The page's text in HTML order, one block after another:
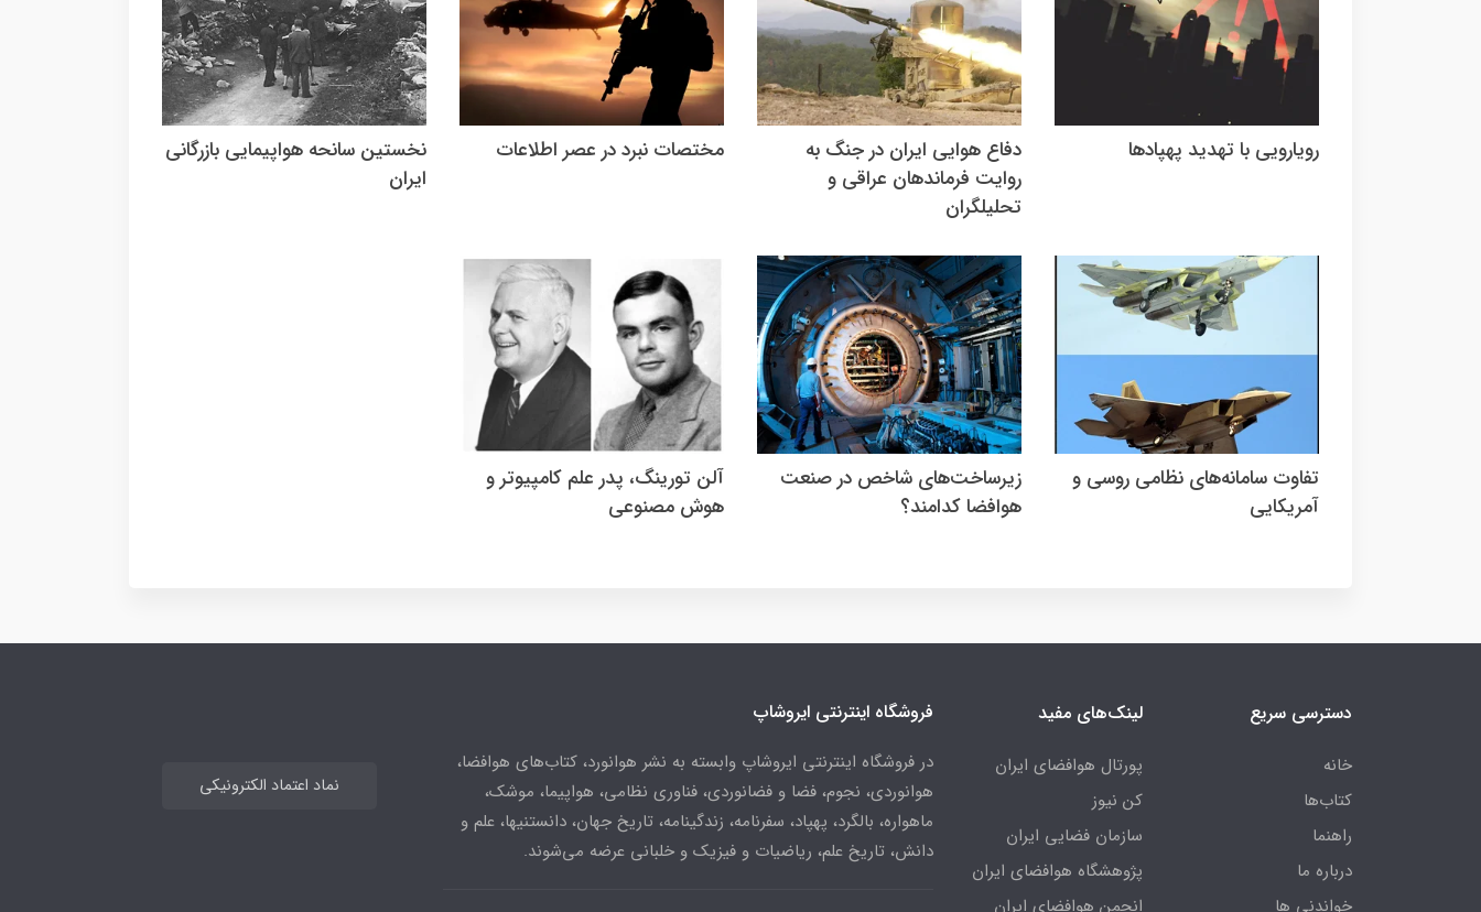
رویارویی با تهدید پهپادها
دفاع هوایی ایران در جنگ به
روایت فرماندهان عراقی و
تحلیلگران
مختصات نبرد در عصر اطلاعات
نخستین سانحه هواپیمایی بازرگانی
ایران
تفاوت سامانه‌های نظامی روسی و
آمریکایی
زیرساخت‌های شاخص در صنعت
هوافضا کدامند؟
آلن تورینگ، پدر علم کامپیوتر و
هوش مصنوعی
دسترسی سریع
خانه
کتاب‌ها
راهنما
درباره ما
خواندنی ها
لینک‌های مفید
پورتال هوافضای ایران
کن نیوز
سازمان فضایی ایران
پژوهشگاه هوافضای ایران
انجمن هوافضای ایران
فروشگاه اینترنتی ایروشاپ
در فروشگاه اینترنتی ایروشاپ وابسته به نشر هوانورد، کتاب‌های هوافضا،
هوانوردی، نجوم، فضا و فضانوردی، فناوری نظامی، هواپیما، موشک،
ماهواره، بالگرد، پهپاد، سفرنامه، زندگینامه، تاریخ جهان، دانستنیها، علم و
دانش، تاریخ علم، ریاضیات و فیزیک و خلبانی عرضه می‌شوند.
نماد اعتماد الکترونیکی